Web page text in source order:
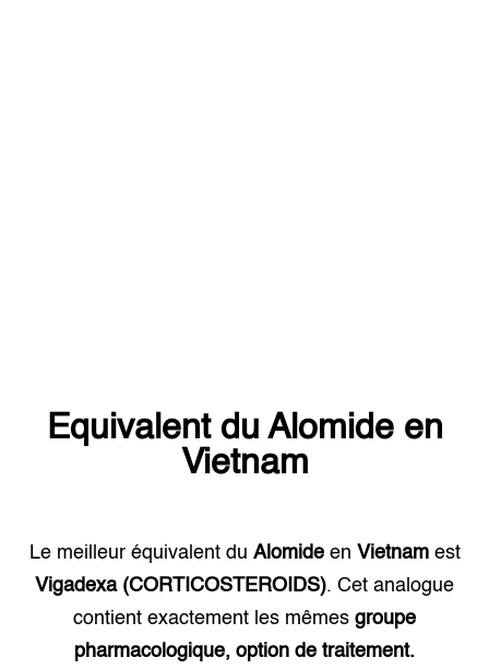
Equivalent du Alomideen
Vietnam
Le meilleur équivalent du Alomideen Vietnamest
Vigadexa (CORTICOSTEROIDS). Cet analogue
contient exactement les mêmes groupe
pharmacologique, option de traitement.